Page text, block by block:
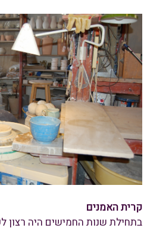
קרית האמנים
בתחילת שנות החמישים היה רצון